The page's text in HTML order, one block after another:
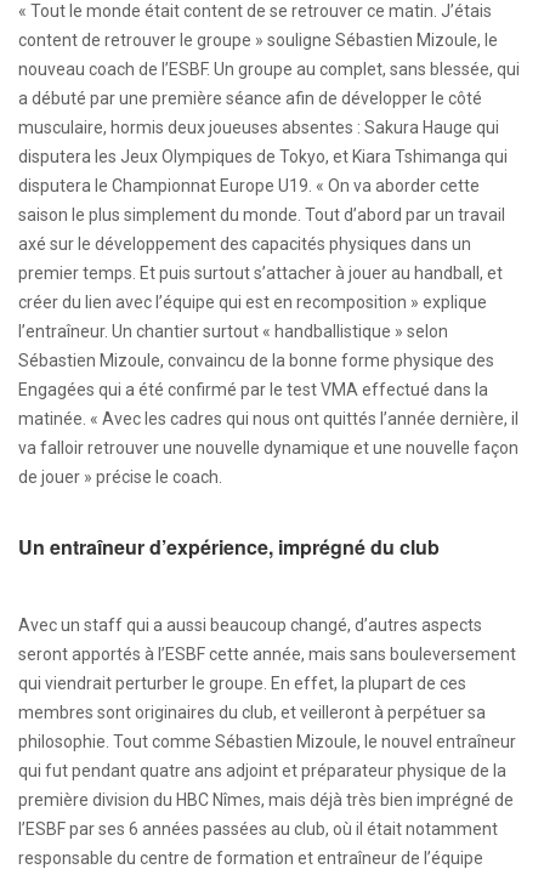
« Tout le monde était content de se retrouver ce matin. J’étais
content de retrouver le groupe » souligne Sébastien Mizoule, le
nouveau coach de l’ESBF. Un groupe au complet, sans blessée, qui
a débuté par une première séance afin de développer le côté
musculaire, hormis deux joueuses absentes : Sakura Hauge qui
disputera les Jeux Olympiques de Tokyo, et Kiara Tshimanga qui
disputera le Championnat Europe U19. « On va aborder cette
saison le plus simplement du monde. Tout d’abord par un travail
axé sur le développement des capacités physiques dans un
premier temps. Et puis surtout s’attacher à jouer au handball, et
créer du lien avec l’équipe qui est en recomposition » explique
l’entraîneur. Un chantier surtout « handballistique » selon
Sébastien Mizoule, convaincu de la bonne forme physique des
Engagées qui a été confirmé par le test VMA effectué dans la
matinée. « Avec les cadres qui nous ont quittés l’année dernière, il
va falloir retrouver une nouvelle dynamique et une nouvelle façon
de jouer » précise le coach.
Un entraîneur d’expérience, imprégné du club
Avec un staff qui a aussi beaucoup changé, d’autres aspects
seront apportés à l’ESBF cette année, mais sans bouleversement
qui viendrait perturber le groupe. En effet, la plupart de ces
membres sont originaires du club, et veilleront à perpétuer sa
philosophie. Tout comme Sébastien Mizoule, le nouvel entraîneur
qui fut pendant quatre ans adjoint et préparateur physique de la
première division du HBC Nîmes, mais déjà très bien imprégné de
l’ESBF par ses 6 années passées au club, où il était notamment
responsable du centre de formation et entraîneur de l’équipe